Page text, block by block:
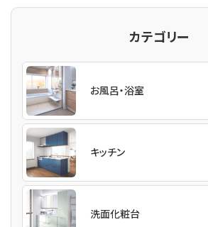
カテゴリー
お風呂・浴室
キッチン
洗面化粧台